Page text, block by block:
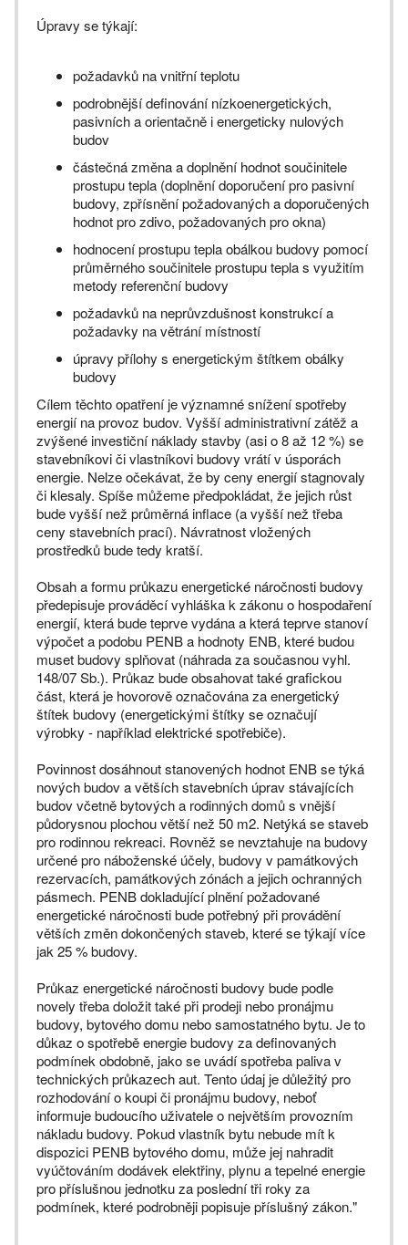
Úpravy se týkají:
požadavků na vnitřní teplotu
podrobnější definování nízkoenergetických,
pasivních a orientačně i energeticky nulových
budov
částečná změna a doplnění hodnot součinitele
prostupu tepla (doplnění doporučení pro pasivní
budovy, zpřísnění požadovaných a doporučených
hodnot pro zdivo, požadovaných pro okna)
hodnocení prostupu tepla obálkou budovy pomocí
průměrného součinitele prostupu tepla s využitím
metody referenční budovy
požadavků na neprůvzdušnost konstrukcí a
požadavky na větrání místností
úpravy přílohy s energetickým štítkem obálky
budovy
Cílem těchto opatření je významné snížení spotřeby
energií na provoz budov. Vyšší administrativní zátěž a
zvýšené investiční náklady stavby (asi o 8 až 12 %) se
stavebníkovi či vlastníkovi budovy vrátí v úsporách
energie. Nelze očekávat, že by ceny energií stagnovaly
či klesaly. Spíše můžeme předpokládat, že jejich růst
bude vyšší než průměrná inflace (a vyšší než třeba
ceny stavebních prací). Návratnost vložených
prostředků bude tedy kratší.
Obsah a formu průkazu energetické náročnosti budovy
předepisuje prováděcí vyhláška k zákonu o hospodaření
energií, která bude teprve vydána a která teprve stanoví
výpočet a podobu PENB a hodnoty ENB, které budou
muset budovy splňovat (náhrada za současnou vyhl.
148/07 Sb.). Průkaz bude obsahovat také grafickou
část, která je hovorově označována za energetický
štítek budovy (energetickými štítky se označují
výrobky - například elektrické spotřebiče).
Povinnost dosáhnout stanovených hodnot ENB se týká
nových budov a větších stavebních úprav stávajících
budov včetně bytových a rodinných domů s vnější
půdorysnou plochou větší než 50 m2. Netýká se staveb
pro rodinnou rekreaci. Rovněž se nevztahuje na budovy
určené pro náboženské účely, budovy v památkových
rezervacích, památkových zónách a jejich ochranných
pásmech. PENB dokladující plnění požadované
energetické náročnosti bude potřebný při provádění
větších změn dokončených staveb, které se týkají více
jak 25 % budovy.
Průkaz energetické náročnosti budovy bude podle
novely třeba doložit také při prodeji nebo pronájmu
budovy, bytového domu nebo samostatného bytu. Je to
důkaz o spotřebě energie budovy za definovaných
podmínek obdobně, jako se uvádí spotřeba paliva v
technických průkazech aut. Tento údaj je důležitý pro
rozhodování o koupi či pronájmu budovy, neboť
informuje budoucího uživatele o největším provozním
nákladu budovy. Pokud vlastník bytu nebude mít k
dispozici PENB bytového domu, může jej nahradit
vyúčtováním dodávek elektřiny, plynu a tepelné energie
pro příslušnou jednotku za poslední tři roky za
podmínek, které podrobněji popisuje příslušný zákon."